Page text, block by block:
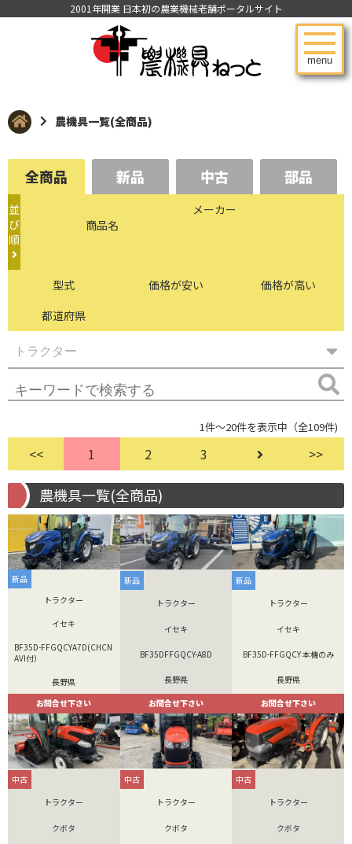
menu
2001年開業 日本初の農業機械老舗ポータルサイト
農機具一覧(全商品)
全商品 新品 中古 部品
並
び
順
商品名
メーカー
型式 価格が安い
価格が高い
都道府県
1件～20件を表示中（全109件)
<< 1 2 3 >>
農機具一覧(全商品)
新品
トラクター
イセキ
BF35D-FFGQCYA7D(CHCN
AVI付）
長野県
お問合せ下さい
新品
トラクター
イセキ
BF35DFFGQCY-A8D
長野県
お問合せ下さい
新品
トラクター
イセキ
BF35D-FFGQCY 本機のみ
長野県
お問合せ下さい
中古
トラクター
クボタ
中古
トラクター
クボタ
中古
トラクター
クボタ